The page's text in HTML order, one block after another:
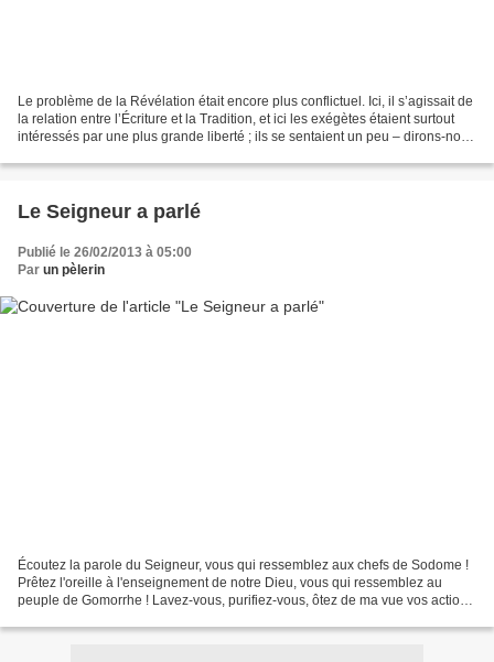
Le problème de la Révélation était encore plus conflictuel. Ici, il s’agissait de
la relation entre l’Écriture et la Tradition, et ici les exégètes étaient surtout
intéressés par une plus grande liberté ; ils se sentaient un peu – dirons-nous
Le Seigneur a parlé
Publié le 26/02/2013 à 05:00
Par un pèlerin
Écoutez la parole du Seigneur, vous qui ressemblez aux chefs de Sodome !
Prêtez l'oreille à l'enseignement de notre Dieu, vous qui ressemblez au
peuple de Gomorrhe ! Lavez-vous, purifiez-vous, ôtez de ma vue vos actions